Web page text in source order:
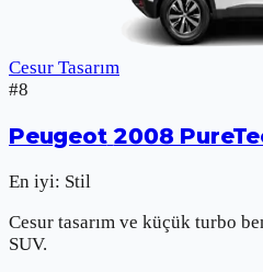
Cesur Tasarım
#8
Peugeot 2008
En iyi: Stil
Cesur tasarım ve küçük turbo
SUV.